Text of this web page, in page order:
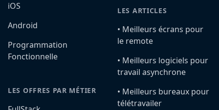
iOS
Android
Programmation
Fonctionnelle
LES OFFRES PAR MÉTIER
LES ARTICLES
•️ Meilleurs écrans pour
le remote
•️ Meilleurs logiciels pour
travail asynchrone
•️ Meilleurs bureaux pour
télétravailer